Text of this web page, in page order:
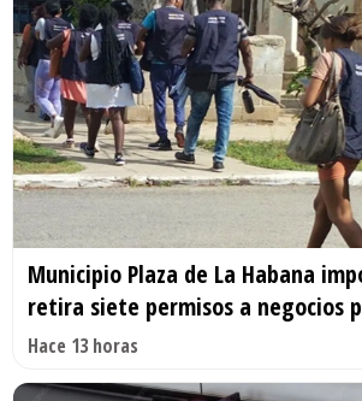
Municipio Plaza de La Habana
retira siete permisos a negocios
Hace 13 horas